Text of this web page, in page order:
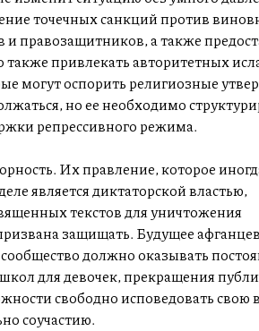
точечных санкций против
правозащитников, а также
привлекать авторитетных
могут оспорить религиозные
но ее необходимо
репрессивного режима.
Их правление, которое
является диктаторской властью,
текстов для уничтожения
защищать. Будущее
должно оказывать
для девочек, прекращения
свободно исповедовать свою
соучастию.